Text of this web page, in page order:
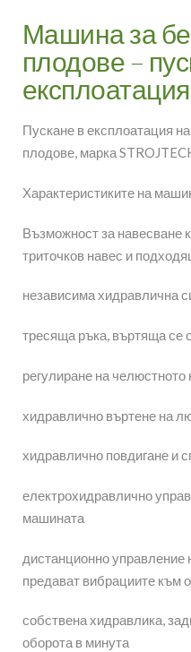
Машина за
плодове –
експлоатация
Пускане в експлоатация
плодове, марка
Характеристиките на
Възможност за навесване
триточков навес и
независима хидравлична
тресяща ръка, въртяща се
регулиране на челюстното
хидравлично въртене на
хидравлично повдигане и
електрохидравлично
машината
дистанционно управление
предават вибрациите към
собствена хидравлика,
оборота в минута